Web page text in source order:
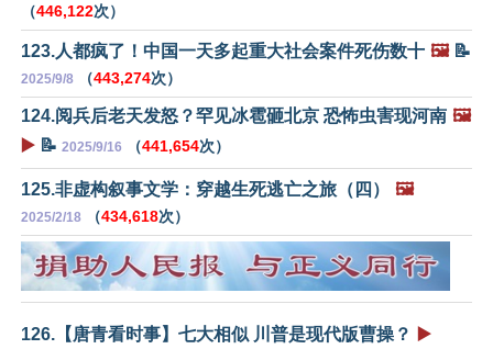
（446,122次）
123.人都疯了！中国一天多起重大社会案件死伤数十 🖼️📝
2025/9/8 （443,274次）
124.阅兵后老天发怒？罕见冰雹砸北京 恐怖虫害现河南 🖼️
▶️ 📝 2025/9/16 （441,654次）
125.非虚构叙事文学：穿越生死逃亡之旅（四） 🖼️
2025/2/18 （434,618次）
126.【唐青看时事】七大相似 川普是现代版曹操？ ▶️